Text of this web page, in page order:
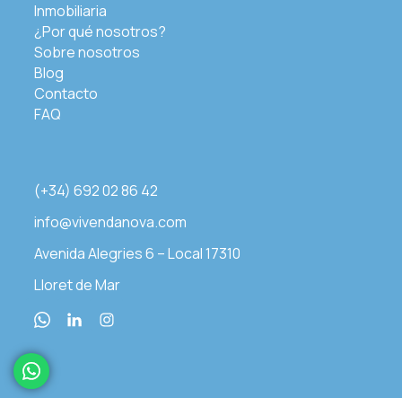
Inmobiliaria
¿Por qué nosotros?
Sobre nosotros
Blog
Contacto
FAQ
(+34) 692 02 86 42
info@vivendanova.com
Avenida Alegries 6 – Local 17310
Lloret de Mar